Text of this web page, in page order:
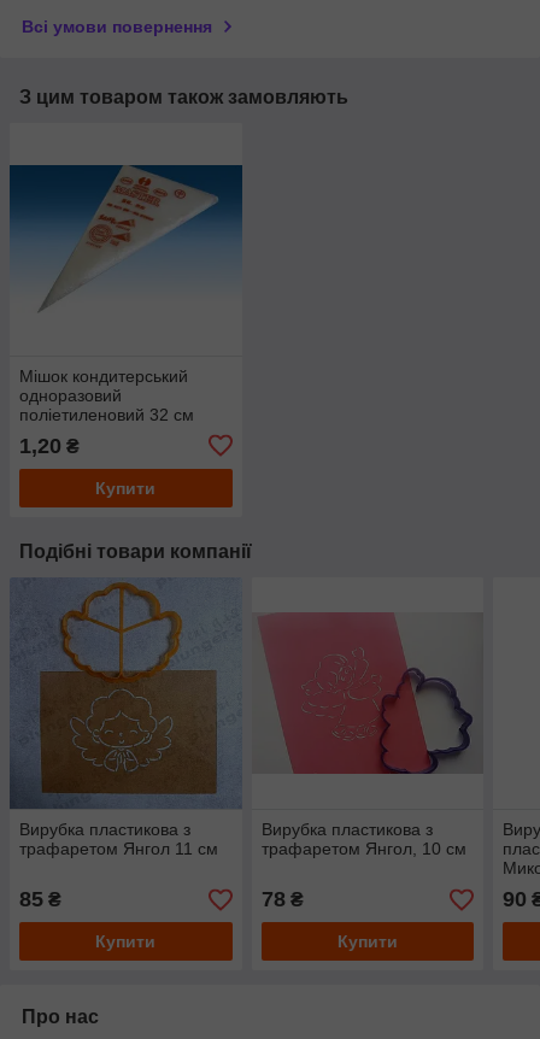
Всі умови повернення
З цим товаром також замовляють
Мішок кондитерський
одноразовий
поліетиленовий 32 см
1,20 ₴
Купити
Подібні товари компанії
Вирубка пластикова з
трафаретом Янгол 11 см
85 ₴
Купити
Вирубка пластикова з
трафаретом Янгол, 10 см
78₴
Купити
90
Про нас